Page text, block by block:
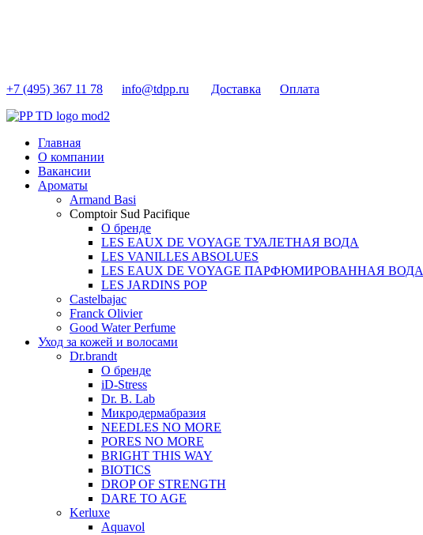
+7 (495) 367 11 78 info@tdpp.ru Доставка Оплата
Главная
О компании
Вакансии
Ароматы
Armand Basi
Comptoir Sud Pacifique
О бренде
LES EAUX DE VOYAGE ТУАЛЕТНАЯ ВОДА
LES VANILLES ABSOLUES
LES EAUX DE VOYAGE ПАРФЮМИРОВАННАЯ ВОДА
LES JARDINS POP
Castelbajac
Franck Olivier
Good Water Perfume
Уход за кожей и волосами
Dr.brandt
О бренде
iD-Stress
Dr. B. Lab
Микродермабразия
NEEDLES NO MORE
PORES NO MORE
BRIGHT THIS WAY
BIOTICS
DROP OF STRENGTH
DARE TO AGE
Kerluxe
Aquavol